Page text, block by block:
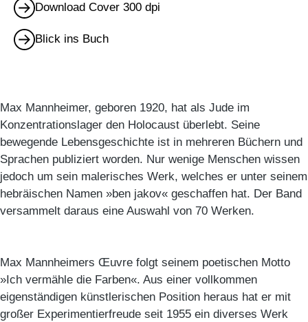
Download Cover 300 dpi
Blick ins Buch
Max Mannheimer, geboren 1920, hat als Jude im
Konzentrationslager den Holocaust überlebt. Seine
bewegende Lebensgeschichte ist in mehreren Büchern und
Sprachen publiziert worden. Nur wenige Menschen wissen
jedoch um sein malerisches Werk, welches er unter seinem
hebräischen Namen »ben jakov« geschaffen hat. Der Band
versammelt daraus eine Auswahl von 70 Werken.
Max Mannheimers Œuvre folgt seinem poetischen Motto
»Ich vermähle die Farben«. Aus einer vollkommen
eigenständigen künstlerischen Position heraus hat er mit
großer Experimentierfreude seit 1955 ein diverses Werk